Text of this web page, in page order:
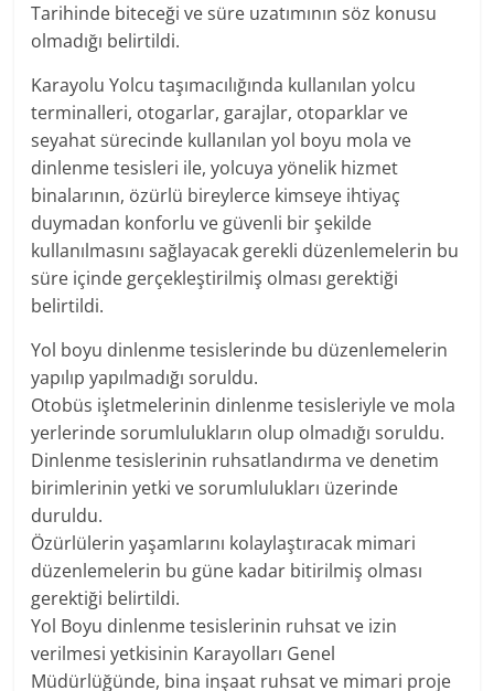
Tarihinde biteceği ve süre uzatımının söz konusu
olmadığı belirtildi.
Karayolu Yolcu taşımacılığında kullanılan yolcu
terminalleri, otogarlar, garajlar, otoparklar ve
seyahat sürecinde kullanılan yol boyu mola ve
dinlenme tesisleri ile, yolcuya yönelik hizmet
binalarının, özürlü bireylerce kimseye ihtiyaç
duymadan konforlu ve güvenli bir şekilde
kullanılmasını sağlayacak gerekli düzenlemelerin bu
süre içinde gerçekleştirilmiş olması gerektiği
belirtildi.
Yol boyu dinlenme tesislerinde bu düzenlemelerin
yapılıp yapılmadığı soruldu.
Otobüs işletmelerinin dinlenme tesisleriyle ve mola
yerlerinde sorumlulukların olup olmadığı soruldu.
Dinlenme tesislerinin ruhsatlandırma ve denetim
birimlerinin yetki ve sorumlulukları üzerinde
duruldu.
Özürlülerin yaşamlarını kolaylaştıracak mimari
düzenlemelerin bu güne kadar bitirilmiş olması
gerektiği belirtildi.
Yol Boyu dinlenme tesislerinin ruhsat ve izin
verilmesi yetkisinin Karayolları Genel
Müdürlüğünde, bina inşaat ruhsat ve mimari proje